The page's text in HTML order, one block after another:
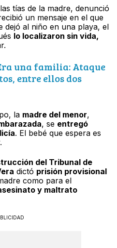
tías de la madre, denunció
un mensaje en el que
dejó al niño en una playa, el
lo localizaron sin vida,
una familia: Ataque
entre ellos dos
la madre del menor,
, se entregó
. El bebé que espera es
del Tribunal de
dictó prisión provisional
como para el
y maltrato